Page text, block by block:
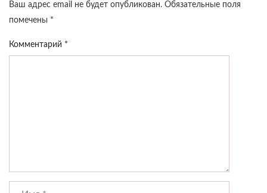
Ваш адрес email не будет опубликован. Обязательные поля
помечены *
Комментарий *